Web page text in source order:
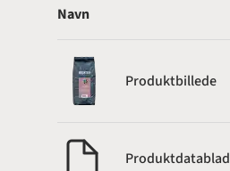
Navn
Produktbillede
Produktdatablad